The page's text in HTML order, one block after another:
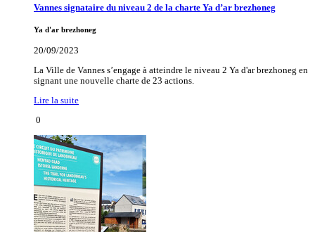
Vannes signataire du niveau 2 de la charte Ya d’ar brezhoneg
Ya d'ar brezhoneg
20/09/2023
La Ville de Vannes s’engage à atteindre le niveau 2 Ya d'ar brezhoneg en
signant une nouvelle charte de 23 actions.
Lire la suite
0